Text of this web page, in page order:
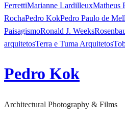
FerrettiMarianne LardilleuxMatheus
RochaPedro KokPedro Paulo de
PaisagismoRonald J. Weeks
arquitetosTerra e Tuma Arquitetos
Pedro Kok
Architectural Photography & Films